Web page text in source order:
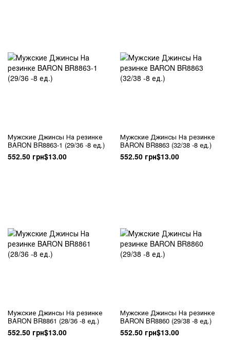
Мужские Джинсы На резинке
BARON BR8863-1 (29/36 -8 ед.)
552.50 грн$13.00
Мужские Джинсы На резинке
BARON BR8863 (32/38 -8 ед.)
552.50 грн$13.00
Мужские Джинсы На резинке
BARON BR8861 (28/36 -8 ед.)
552.50 грн$13.00
Мужские Джинсы На резинке
BARON BR8860 (29/38 -8 ед.)
552.50 грн$13.00